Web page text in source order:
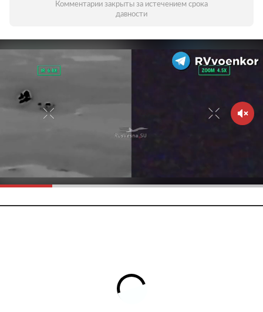
Комментарии закрыты за истечением срока
давности